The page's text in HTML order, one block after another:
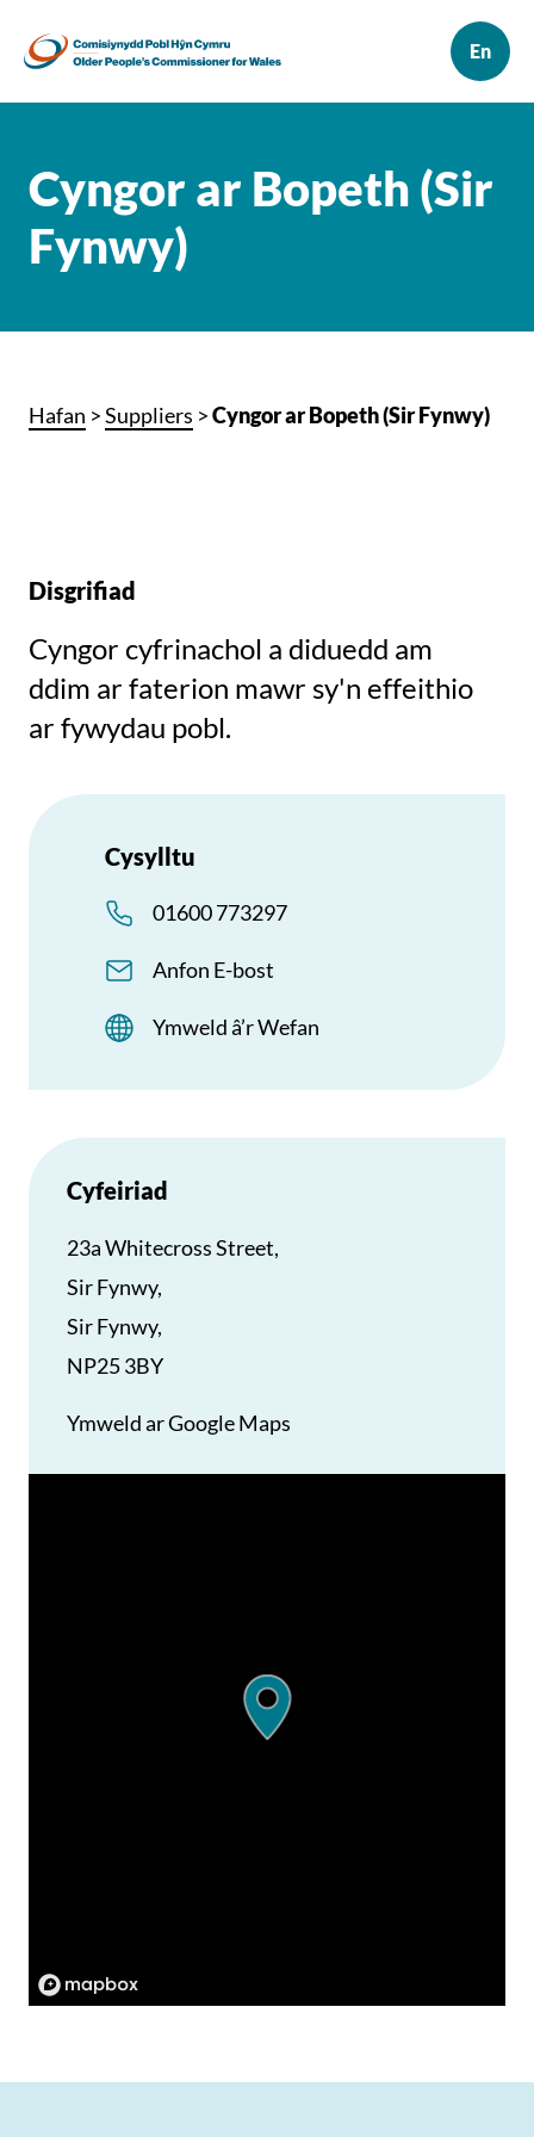
Cyngor ar Bopeth (Sir
Fynwy)
Hafan >Suppliers >Cyngor ar Bopeth (Sir Fynwy)
Disgrifiad
Cyngor cyfrinachol a diduedd am
ddim ar faterion mawr sy'n effeithio
ar fywydau pobl.
Cysylltu
01600 773297
Anfon E-bost
Ymweld â’r Wefan
Cyfeiriad
23a Whitecross Street,
Sir Fynwy,
Sir Fynwy,
NP25 3BY
Ymweld ar Google Maps